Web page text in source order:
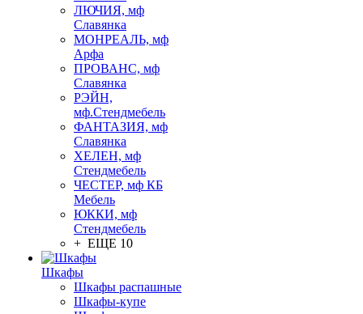
ЛЮЧИЯ, мф
Славянка
МОНРЕАЛЬ, мф
Арфа
ПРОВАНС, мф
Славянка
РЭЙН,
мф.Стендмебель
ФАНТАЗИЯ, мф
Славянка
ХЕЛЕН, мф
Стендмебель
ЧЕСТЕР, мф КБ
Мебель
ЮККИ, мф
Стендмебель
+ ЕЩЕ 10
Шкафы
Шкафы распашные
Шкафы-купе